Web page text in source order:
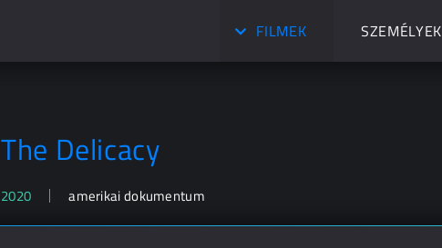
FILMEK SZEMÉLYEK
The Delicacy
2020 amerikai dokumentum